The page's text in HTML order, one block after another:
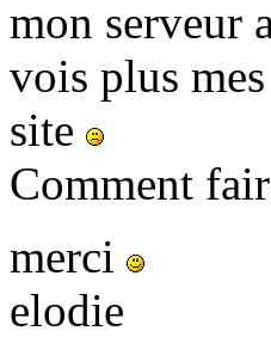
mon serveur
vois plus
site
Comment
merci
elodie